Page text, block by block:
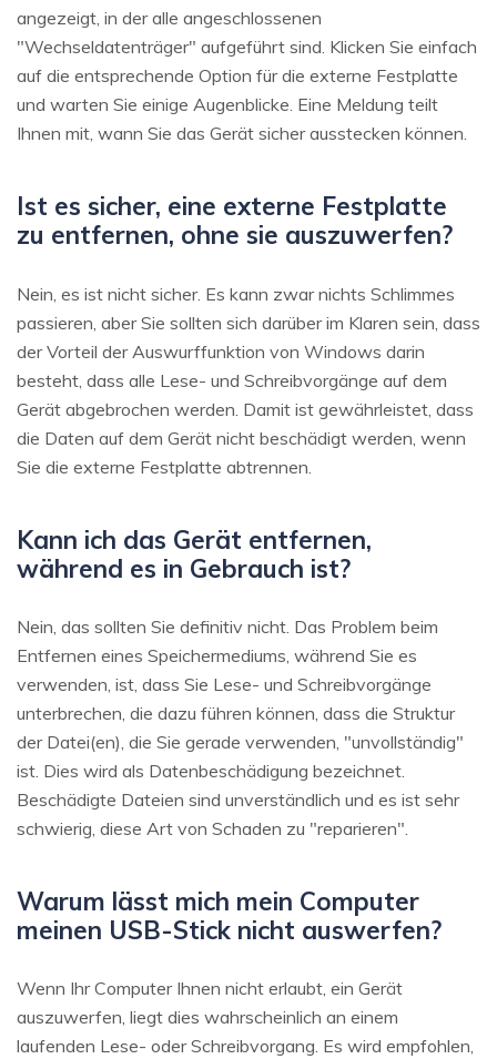
angezeigt, in der alle angeschlossenen
"Wechseldatenträger" aufgeführt sind. Klicken Sie einfach
auf die entsprechende Option für die externe Festplatte
und warten Sie einige Augenblicke. Eine Meldung teilt
Ihnen mit, wann Sie das Gerät sicher ausstecken können.
Ist es sicher, eine externe Festplatte
zu entfernen, ohne sie auszuwerfen?
Nein, es ist nicht sicher. Es kann zwar nichts Schlimmes
passieren, aber Sie sollten sich darüber im Klaren sein, dass
der Vorteil der Auswurffunktion von Windows darin
besteht, dass alle Lese- und Schreibvorgänge auf dem
Gerät abgebrochen werden. Damit ist gewährleistet, dass
die Daten auf dem Gerät nicht beschädigt werden, wenn
Sie die externe Festplatte abtrennen.
Kann ich das Gerät entfernen,
während es in Gebrauch ist?
Nein, das sollten Sie definitiv nicht. Das Problem beim
Entfernen eines Speichermediums, während Sie es
verwenden, ist, dass Sie Lese- und Schreibvorgänge
unterbrechen, die dazu führen können, dass die Struktur
der Datei(en), die Sie gerade verwenden, "unvollständig"
ist. Dies wird als Datenbeschädigung bezeichnet.
Beschädigte Dateien sind unverständlich und es ist sehr
schwierig, diese Art von Schaden zu "reparieren".
Warum lässt mich mein Computer
meinen USB-Stick nicht auswerfen?
Wenn Ihr Computer Ihnen nicht erlaubt, ein Gerät
auszuwerfen, liegt dies wahrscheinlich an einem
laufenden Lese- oder Schreibvorgang. Es wird empfohlen,